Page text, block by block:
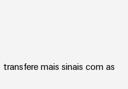
mais sinais com as